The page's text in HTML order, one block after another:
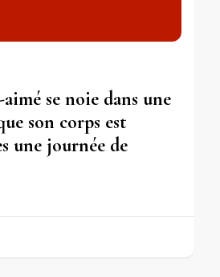
se noie dans une
son corps est
une journée de